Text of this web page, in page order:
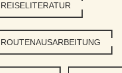
REISELITERATUR
ROUTENAUSARBEITUNG